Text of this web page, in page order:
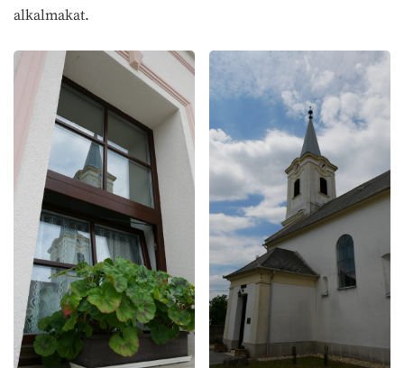
alkalmakat.